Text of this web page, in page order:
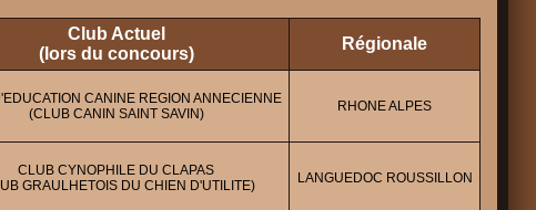
Club Actuel
(lors du concours)
Régionale
CANINE REGION ANNECIENNE
(CLUB CANIN SAINT SAVIN)
RHONE ALPES
CLUB CYNOPHILE DU CLAPAS
GRAULHETOIS DU CHIEN D'UTILITE)
LANGUEDOC ROUSSILLON